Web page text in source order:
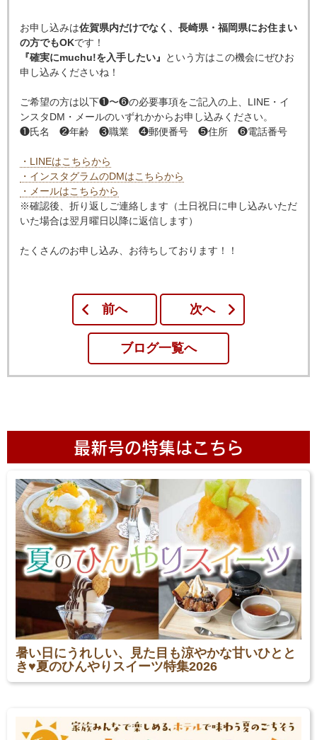
お申し込みは佐賀県内だけでなく、長崎県・福岡県にお住まい
の方でもOKです！
『確実にmuchu!を入手したい』
という方はこの機会にぜひお
申し込みくださいね！
ご希望の方は以下❶〜❻の必要事項をご記入の上、LINE・イ
ンスタDM・メールのいずれかからお申し込みください。
❶氏名 ❷年齢 ❸職業 ❹郵便番号 ❺住所 ❻電話番号
・LINEはこちらから
・インスタグラムのDMはこちらから
・メールはこちらから
※確認後、折り返しご連絡します（土日祝日に申し込みいただ
いた場合は翌月曜日以降に返信します）
たくさんのお申し込み、お待ちしております！！
前へ 次へ
ブログ一覧へ
最新号の特集はこちら
暑い日にうれしい、見た目も涼やかな甘いひとと
き♥夏のひんやりスイーツ特集2026